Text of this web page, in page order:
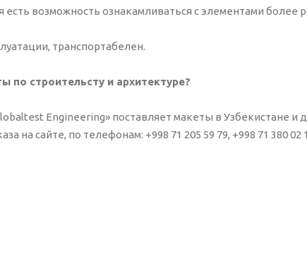
есть возможность ознакамливаться с элементами более
транспортабелен.
по строительсту и архитектуре?
Engineering» поставляет макеты в Узбекистане и
на сайте, по телефонам: +998 71 205 59 79, +998 71 380 02